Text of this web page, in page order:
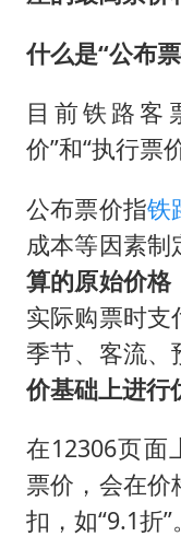
什么是“公布
目前铁路客
价”和“执行票
公布票价指铁
成本等因素制
算的原始价格
实际购票时
季节、客流、
价基础上进行
在12306页面
票价，会在
扣，如“9.1折”。